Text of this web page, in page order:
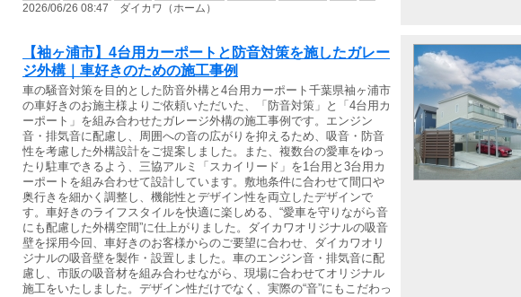
2026/06/26 08:47 ダイカワ（ホーム）
【袖ヶ浦市】4台用カーポートと防音対策を施したガレー
ジ外構｜車好きのための施工事例
車の騒音対策を目的とした防音外構と4台用カーポート千葉県袖ヶ浦市
の車好きのお施主様よりご依頼いただいた、「防音対策」と「4台用カ
ーポート」を組み合わせたガレージ外構の施工事例です。エンジン
音・排気音に配慮し、周囲への音の広がりを抑えるため、吸音・防音
性を考慮した外構設計をご提案しました。また、複数台の愛車をゆっ
たり駐車できるよう、三協アルミ「スカイリード」を1台用と3台用カ
ーポートを組み合わせて設計しています。敷地条件に合わせて間口や
奥行きを細かく調整し、機能性とデザイン性を両立したデザインで
す。車好きのライフスタイルを快適に楽しめる、“愛車を守りながら音
にも配慮した外構空間”に仕上がりました。ダイカワオリジナルの吸音
壁を採用今回、車好きのお客様からのご要望に合わせ、ダイカワオリ
ジナルの吸音壁を製作・設置しました。車のエンジン音・排気音に配
慮し、市販の吸音材を組み合わせながら、現場に合わせてオリジナル
施工をいたしました。デザイン性だけでなく、実際の“音”にもこだわっ